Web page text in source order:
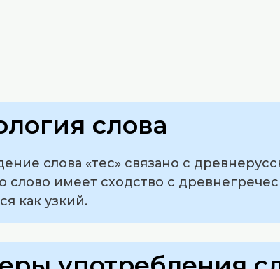
слова
слова «тес» связано с
слово имеет сходство с
как узкий.